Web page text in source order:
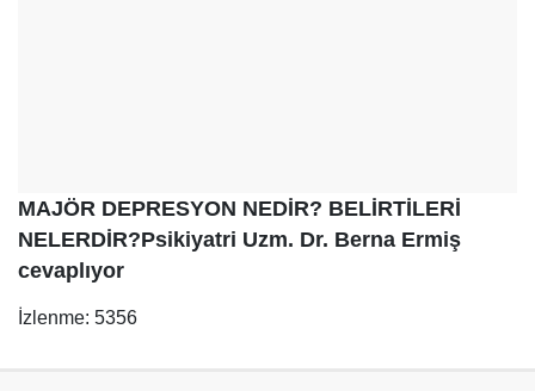
MAJÖR DEPRESYON NEDİR? BELİRTİLERİ
NELERDİR?Psikiyatri Uzm. Dr. Berna Ermiş
cevaplıyor
İzlenme: 5356